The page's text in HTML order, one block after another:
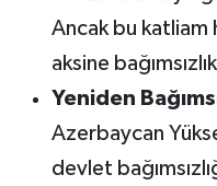
Ancak bu katliam
aksine
Yeniden
Azerbaycan
devlet